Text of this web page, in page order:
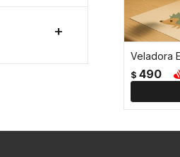
$ 490